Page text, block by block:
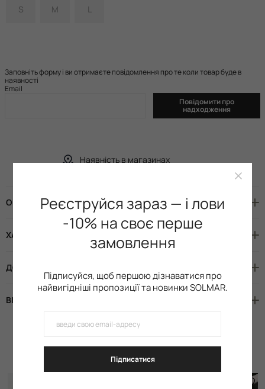
S M L
Заповніть форму і ви отримаєте повідомлення про те коли товар буде в
наявності
Email
Повідомити про
надходження
Наявність в магазинах
ОПИС
ХАРАКТЕРИСТИКИ
ДОСТАВКА І ОПЛАТА
ВІДГУКИ
Схожі товари
Реєструйся зараз — і лови
-10% на своє перше
замовлення
Підписуйся, щоб першою дізнаватися про
найвигідніші пропозиції та новинки SOLMAR.
Підписатися